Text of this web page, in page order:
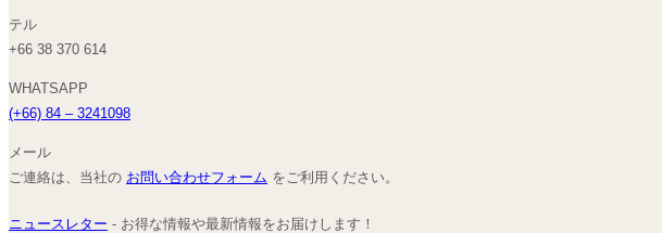
テル
+66 38 370 614
WHATSAPP
(+66) 84 – 3241098
メール
ご連絡は、当社の お問い合わせフォーム をご利用ください。
ニュースレター - お得な情報や最新情報をお届けします！